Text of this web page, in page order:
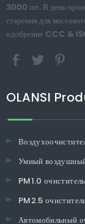
3000 шт. В день
старения для
одобрение CCC &
OLANSI
Умный
PM1.0
PM2.5
Автомобильный